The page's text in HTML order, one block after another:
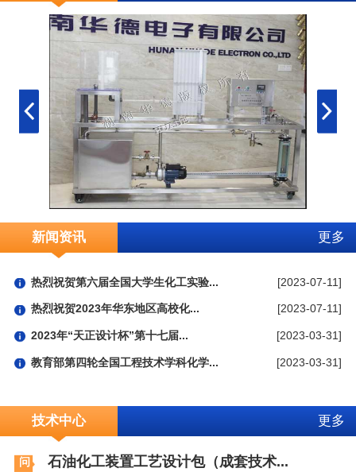
新闻资讯 更多
热烈祝贺第六届全国大学生化工实验... [2023-07-11]
热烈祝贺2023年华东地区高校化... [2023-07-11]
2023年“天正设计杯”第十七届... [2023-03-31]
教育部第四轮全国工程技术学科化学... [2023-03-31]
技术中心 更多
问 石油化工装置工艺设计包（成套技术...